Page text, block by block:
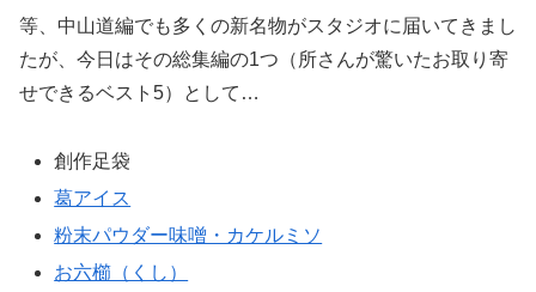
等、中山道編でも多くの新名物がスタジオに届いてきまし
たが、今日はその総集編の1つ（所さんが驚いたお取り寄
せできるベスト5）として…
創作足袋
葛アイス
粉末パウダー味噌・カケルミソ
お六櫛（くし）